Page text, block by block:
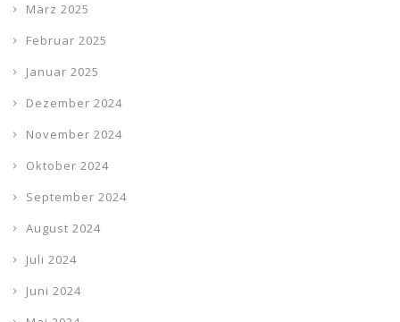
März 2025
Februar 2025
Januar 2025
Dezember 2024
November 2024
Oktober 2024
September 2024
August 2024
Juli 2024
Juni 2024